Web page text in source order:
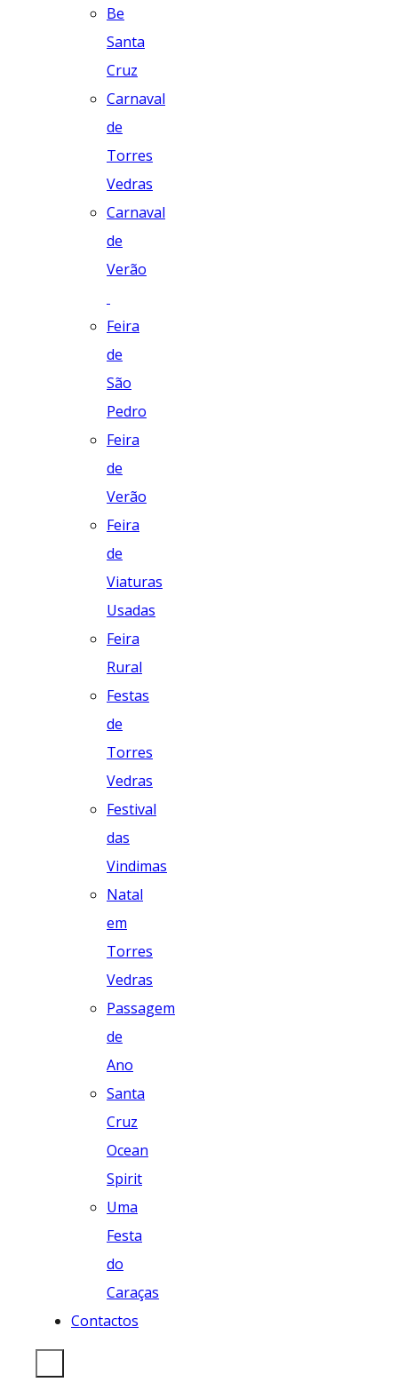
Be
Santa
Cruz
Carnaval
de
Torres
Vedras
Carnaval
de
Verão
Feira
de
São
Pedro
Feira
de
Verão
Feira
de
Viaturas
Usadas
Feira
Rural
Festas
de
Torres
Vedras
Festival
das
Vindimas
Natal
em
Torres
Vedras
Passagem
de
Ano
Santa
Cruz
Ocean
Spirit
Uma
Festa
do
Caraças
Contactos